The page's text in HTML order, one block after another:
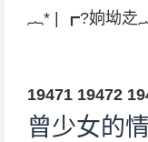
︷* | ┏?姠坳赱
19471 19472
曾少女的